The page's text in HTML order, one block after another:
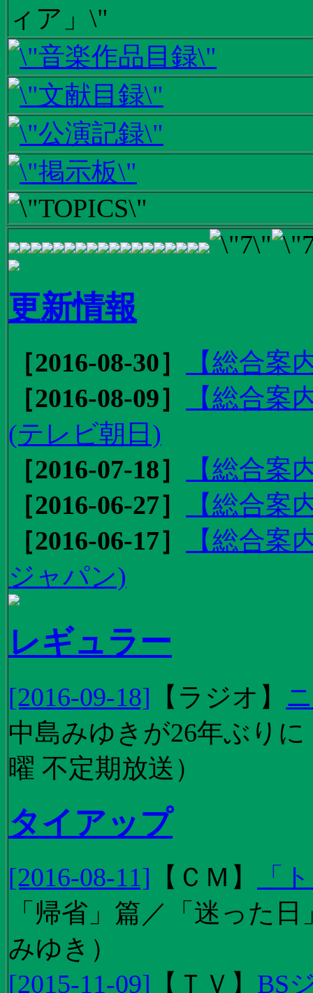
更新情報
［2016-08-30］
【総合
［2016-08-09］
【総合
(テレビ朝日)
［2016-07-18］
【総合案
［2016-06-27］
【総合案
［2016-06-17］
【総合
ジャパン)
レギュラー
[2016-09-18] 【 ラジオ 】
中島みゆきが26年ぶり
曜 不定期放送）
タイアップ
[2016-08-11] 【 ＣＭ 】
「
「帰省」篇／「迷った
みゆき）
[2015-11-09] 【 ＴＶ 】 BS